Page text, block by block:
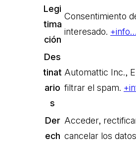
Legi
tima
ción
Consentimiento
interesado. +info…
Des
tinat
ario
s
Automattic Inc.,
filtrar el spam.
Der
ech
Acceder,
cancelar los